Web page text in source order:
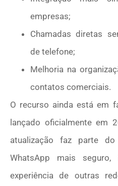
empresas;
Chamadas diretas
de telefone;
Melhoria na
contatos comerciais.
O recurso ainda está em
lançado oficialmente em
atualização faz parte
WhatsApp mais
experiência de outras